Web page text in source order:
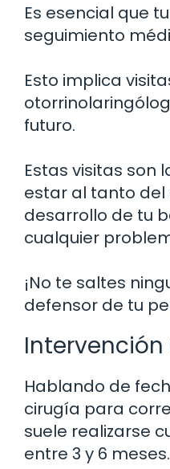
Es esencial que
seguimiento
Esto implica
futuro.
Estas visitas son
estar al tanto
desarrollo de tu
cualquier
¡No te saltes
defensor de tu
Hablando de
cirugía para
suele realizarse
entre 3 y 6 meses.